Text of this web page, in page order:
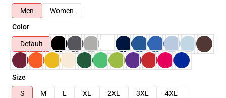
Men
Women
Color
Default
Size
S
M L XL 2XL 3XL
4XL